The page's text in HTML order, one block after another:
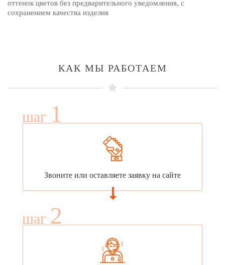
оттенок цветов без предварительного уведомления, с
сохранением качества изделия
КАК МЫ РАБОТАЕМ
шаг 1
Звоните или оставляете заявку на сайте
шаг 2